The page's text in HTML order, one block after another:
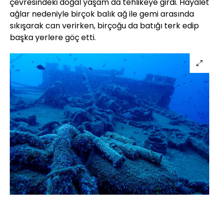
çevresindeki doğal yaşam da tehlikeye girdi. Hayalet
ağlar nedeniyle birçok balık ağ ile gemi arasında
sıkışarak can verirken, birçoğu da batığı terk edip
başka yerlere göç etti.